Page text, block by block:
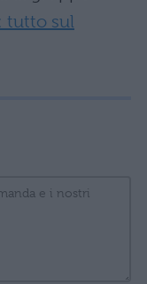
tutto sul